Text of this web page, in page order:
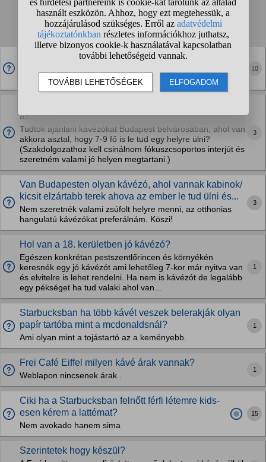
Talált kérdések:
1 2 3 4 ... ❯ ❯❯
Libamáj krémes kétszersült, paradicsom leves, rántott
csésze...
10
asztal is?
Tudtok ajánlani kávézókat Budapest belvárosában, ahol van
akkora asztal, hogy 7-9 fő is le tud egy helyre ülni?
(Szakdolgozathoz kell csinálnom fókuszcsoportos interjút és
szeretném valami jó helyen megtartani.)
3
Van Budapesten olyan kávézó, ahol vannak kabinok/
kicsit elzártabb terek ahova az ember le tud ülni és...
Nem szeretnék valami zsúfolt helyre menni, az otthonias
hangulatú kávézókat preferálnám. Köszi!
3
Hol van a 18. kerületben jó kávézó?
Egészen konkrétan pestszentlőrincen és környékén
keresnék egy jó kávézót ami lehetőleg 7-kor már nyitva van
és elvitelre is lehet rendelni. Ha nem is kávézót de legalább
egy pékséget ha tud valaki ahol van...
1
Starbucksban ha több kávét veszek belerakják olyan
papír tartóba mint a mcdonaldsnál?
Ami olyan mint a tojástartó az a keményebb.
1
Frei Café Eiffel milyen kávé árak vannak?
Weblapon nincsenek árak .
1
Ciki ha a Starbucksban felnőtt férfi létemre kids-
esen kérem a lattémat?
Nem avokado hanem sima
15
Szerintetek hogy készül?